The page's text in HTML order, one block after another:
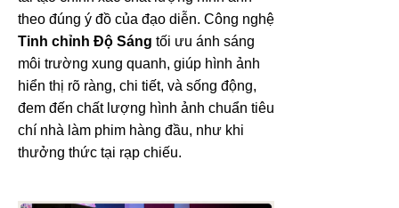
theo đúng ý đồ của đạo diễn. Công nghệ
Tinh chỉnh Độ Sáng tối ưu ánh sáng
môi trường xung quanh, giúp hình ảnh
hiển thị rõ ràng, chi tiết, và sống động,
đem đến chất lượng hình ảnh chuẩn tiêu
chí nhà làm phim hàng đầu, như khi
thưởng thức tại rạp chiếu.